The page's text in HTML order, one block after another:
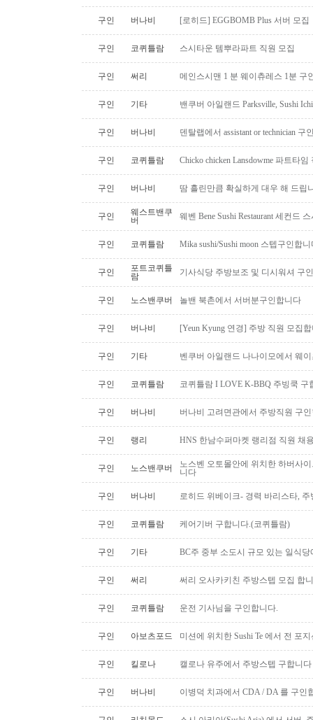
구인 버나비 [로히드] EGGBOMB Plus 서버 모집
구인 코퀴틀람 스시타운 템뿌라파트 직원 모집
구인 써리 메인스시맨 1 분 웨이츄레스 1분 구
구인 기타 밴쿠버 아일랜드 Parksville, Sushi
구인 버나비 덴탈랩에서 assistant or technician 구
구인 코퀴틀람 Chicko chicken Lansdowme 파트타
구인 버나비 땀 흘린만큼 확실하게 대우 해 드립
구인
웨스트밴쿠
버
웨벤 Bene Sushi Restaurant 세컨드
구인 코퀴틀람 Mika sushi/Sushi moon 스텝구인합
구인
포트코퀴틀
람
기사식당 주방보조 및 디시워셔 구
구인 노스밴쿠버 놀밴 북촌에서 서버분구인합니다
구인 버나비 [Yeun Kyung 연경] 주방 직원 모집
구인 기타 벤쿠버 아일랜드 나나이모에서 웨
구인 코퀴틀람 코퀴틀람 I LOVE K-BBQ 주빙쿡 구
구인 버나비 버나비 고려면관에서 주방직원 구
구인 랭리 HNS 한남수퍼마켓 랭리점 직원 채
구인 노스밴쿠버
노스벤 오토몰안에 위치한 하버사
니다
구인 버나비 로히드 위베이크- 경력 바리스타, 주
구인 코퀴틀람 케어기버 구합니다.(코퀴틀람)
구인 기타 BC주 중부 소도시 규모 있는 일식
구인 써리 써리 오사카키친 주방스텝 모집 합
구인 코퀴틀람 운전 기사님을 구인합니다.
구인 아보츠포드 미션에 위치한 Sushi Te 에서 전 포
구인 킬로나 캘로나 유주에서 주방스텝 구합니다
구인 버나비 이병덕 치과에서 CDA / DA 를 구인